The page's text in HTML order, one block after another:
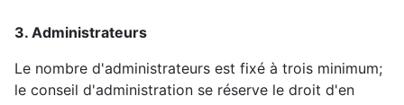
3. Administrateurs
Le nombre d'administrateurs est fixé à trois minimum;
le conseil d'administration se réserve le droit d'en